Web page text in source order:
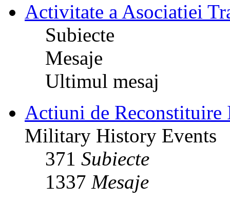
Activitate a Asociatiei
Subiecte
Mesaje
Ultimul mesaj
Actiuni de
Military History Events
371 Subiecte
1337 Mesaje